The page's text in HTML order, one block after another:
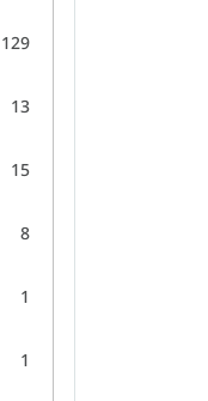
129
13
15
8
1
1